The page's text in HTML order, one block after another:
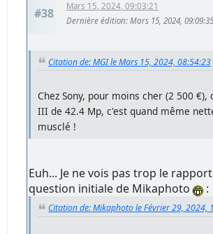
#38
Mars 15, 2024, 09:03:21
Dernière édition: Mars 15, 2024,
Citation de: MGI le Mars 15, 2024, 08:54:23
Chez Sony, pour moins cher (2 500 €),
III de 42.4 Mp, c'est quand même
musclé !
Euh... Je ne vois pas trop le
question initiale de Mikaphoto
:
Citation de: Mikaphoto le Février 29, 2024,